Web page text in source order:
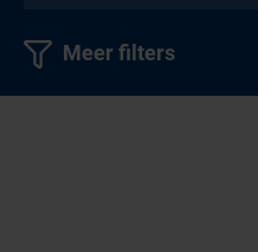
Meer filters